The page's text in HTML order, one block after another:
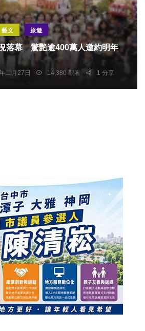
藝文 旅遊
落幕 驚艷逾400萬人邀約明年
二月27日 14,380 觀看 1 分享